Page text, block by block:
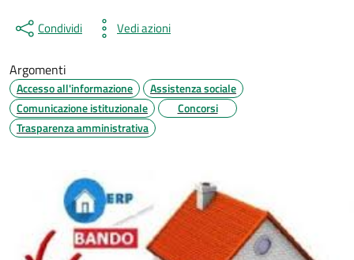
Condividi Vedi azioni
Argomenti
Accesso all'informazione
Assistenza sociale
Comunicazione istituzionale
Concorsi
Trasparenza amministrativa